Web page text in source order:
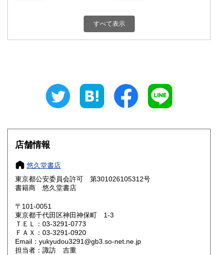
430円 富山県
430円 三重県
大阪府
奈良県
鳥取県 430円 島根県
岡山県
山口県 430円
香川県 430円 愛媛県
すべて表示
店舗情報
悠久堂書店
東京都公安委員会許可 第301026105312号
書籍商 悠久堂書店
〒101-0051
東京都千代田区神田神保町 1-3
ＴＥＬ：03-3291-0773
ＦＡＸ：03-3291-0920
Email：yukyudou3291@gb3.so-net.ne.jp
担当者：諏訪 吉重